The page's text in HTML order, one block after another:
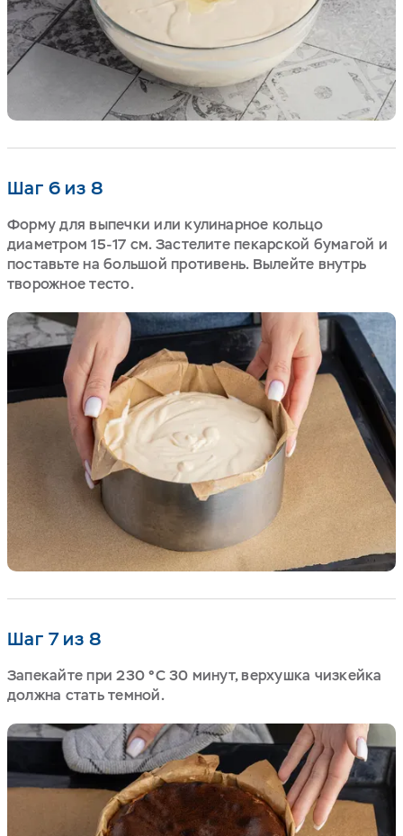
Шаг 6 из 8
Форму для выпечки или кулинарное кольцо
диаметром 15-17 см. Застелите пекарской бумагой и
поставьте на большой противень. Вылейте внутрь
творожное тесто.
Шаг 7 из 8
Запекайте при 230°C30 минут, верхушка чизкейка
должна стать темной.